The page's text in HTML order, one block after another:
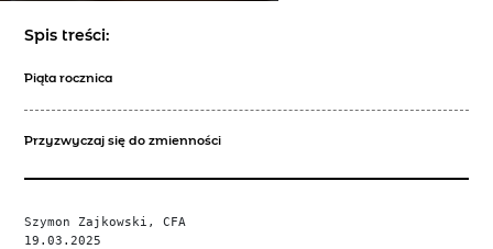
Szymon Zajkowski, CFA
19.03.2025
Spis treści:
Piąta rocznica
Przyzwyczaj się do zmienności